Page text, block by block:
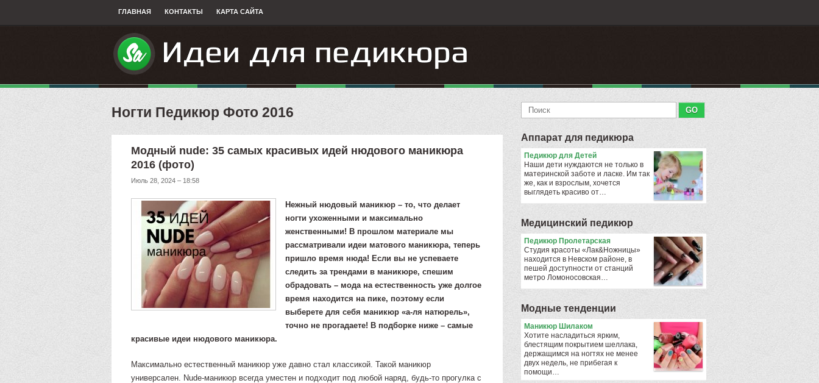
ГЛАВНАЯ КОНТАКТЫ КАРТА САЙТА
Ногти Педикюр Фото 2016
Модный nude: 35 самых красивых идей нюдового маникюра
2016 (фото)
Июль 28, 2024 – 18:58
Нежный нюдовый маникюр – то, что делает
ногти ухоженными и максимально
женственными! В прошлом материале мы
рассматривали идеи матового маникюра, теперь
пришло время нюда! Если вы не успеваете
следить за трендами в маникюре, спешим
обрадовать – мода на естественность уже долгое
время находится на пике, поэтому если
выберете для себя маникюр «а-ля натюрель»,
точно не прогадаете! В подборке ниже – самые
красивые идеи нюдового маникюра.
Максимально естественный маникюр уже давно стал классикой. Такой маникюр
универсален. Nude-маникюр всегда уместен и подходит под любой наряд, будь-то прогулка с
Аппарат для педикюра
Педикюр для Детей
Наши дети нуждаются не только в
материнской заботе и ласке. Им так
же, как и взрослым, хочется
выглядеть красиво от…
Медицинский педикюр
Педикюр Пролетарская
Cтудия красоты «Лак&Ножницы»
находится в Невском районе, в
пешей доступности от станций
метро Ломоносовская…
Модные тенденции
Маникюр Шилаком
Хотите насладиться ярким,
блестящим покрытием шеллака,
держащимся на ногтях не менее
двух недель, не прибегая к
помощи…